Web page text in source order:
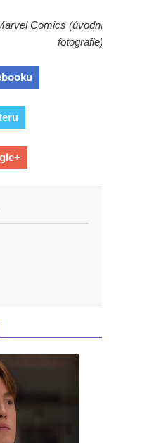
Comics (úvodní
fotografie)